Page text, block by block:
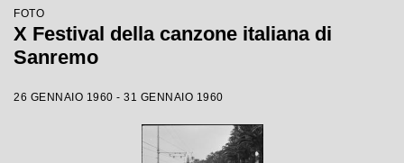
FOTO
X Festival della canzone italiana di
Sanremo
26 GENNAIO 1960 - 31 GENNAIO 1960